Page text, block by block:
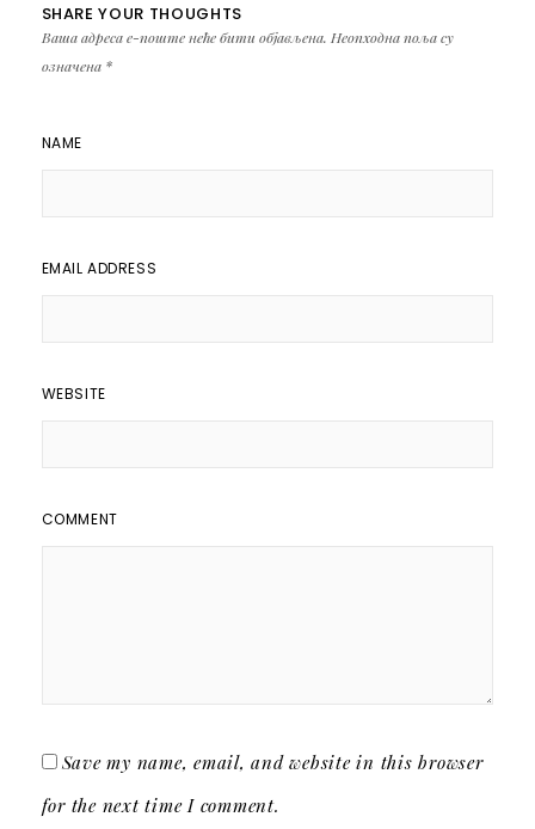
SHARE YOUR THOUGHTS
Ваша адреса е-поште неће бити објављена. Неопходна поља су
означена *
NAME
EMAIL ADDRESS
WEBSITE
COMMENT
Save my name, email, and website in this browser
for the next time I comment.